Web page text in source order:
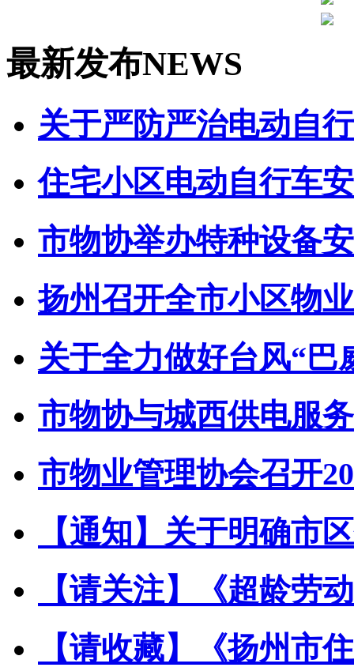
最新发布NEWS
关于严防严治电动自
住宅小区电动自行车
市物协举办特种设备
扬州召开全市小区物
关于全力做好台风“巴
市物协与城西供电服
市物业管理协会召开
【通知】关于明确市
【请关注】《超龄劳
【请收藏】《扬州市